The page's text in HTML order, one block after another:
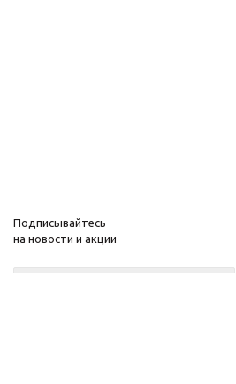
Подписывайтесь
на новости и акции